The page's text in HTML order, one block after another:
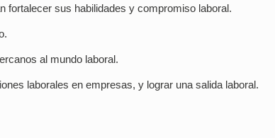
fortalecer sus habilidades y compromiso laboral.
al mundo laboral.
laborales en empresas, y lograr una salida laboral.